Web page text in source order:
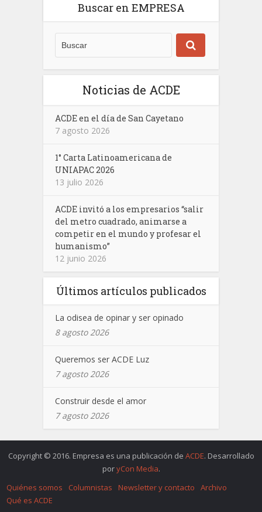
Buscar en EMPRESA
Noticias de ACDE
ACDE en el día de San Cayetano
7 agosto 2026
1° Carta Latinoamericana de
UNIAPAC 2026
13 julio 2026
ACDE invitó a los empresarios “salir
del metro cuadrado, animarse a
competir en el mundo y profesar el
humanismo”
12 junio 2026
Últimos artículos publicados
La odisea de opinar y ser opinado
8 agosto 2026
Queremos ser ACDE Luz
7 agosto 2026
Construir desde el amor
7 agosto 2026
Copyright © 2016. Empresa es una publicación de ACDE. Desarrollado
poryCon Media.
Quiénes somos
Columnistas Newsletter y contacto
Archivo
Qué es ACDE